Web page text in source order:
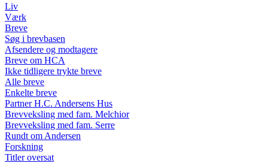
Liv
Værk
Breve
Søg i brevbasen
Afsendere og modtagere
Breve om HCA
Ikke tidligere trykte breve
Alle breve
Enkelte breve
Partner H.C. Andersens Hus
Brevveksling med fam. Melchior
Brevveksling med fam. Serre
Rundt om Andersen
Forskning
Titler oversat